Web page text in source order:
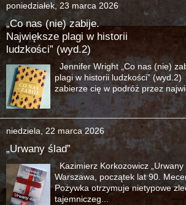
poniedziałek, 23 marca 2026
„Co nas (nie) zabije.
Największe plagi w historii
ludzkości” (wyd.2)
Jennifer Wright „Co nas (nie)
plagi w historii ludzkości”
zabierze cię w podróż przez
niedziela, 22 marca 2026
„Urwany ślad”
Kazimierz Korkozowicz „Urwany
Warszawa, początek lat 90.
Pożywka otrzymuje nietypowe
tajemniczeg...